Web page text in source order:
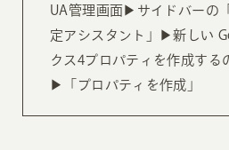
UA管理画面▶︎サイドバーの
定アシスタント」▶︎新しい
クス4プロパティを作成する
▶︎「プロパティを作成」